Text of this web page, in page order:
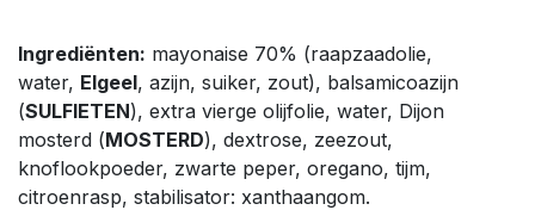
Ingrediënten: mayonaise 70% (raapzaadolie,
water, EIgeel, azijn, suiker, zout), balsamicoazijn
(SULFIETEN), extra vierge olijfolie, water, Dijon
mosterd (MOSTERD), dextrose, zeezout,
knoflookpoeder, zwarte peper, oregano, tijm,
citroenrasp, stabilisator: xanthaangom.